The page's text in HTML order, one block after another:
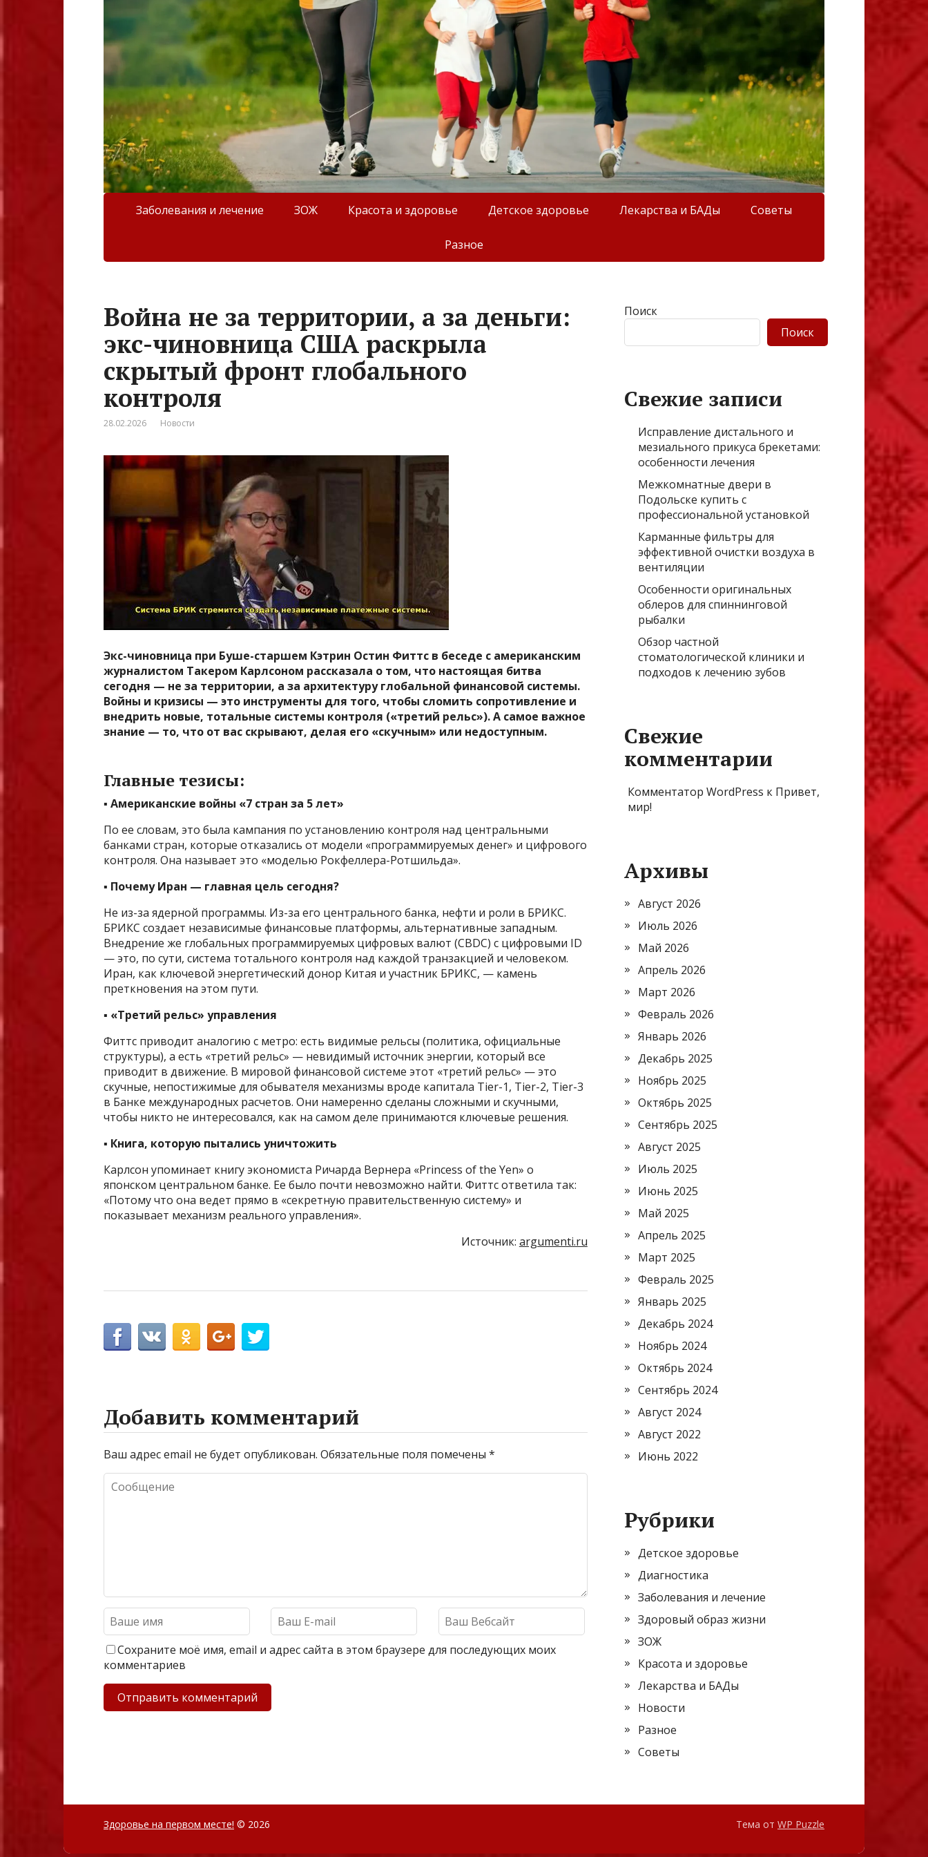
Заболевания и лечение ЗОЖ Красота и здоровье Детское здоровье Лекарства и БАДы Советы
Разное
Война не за территории, а за деньги:
экс-чиновница США раскрыла
скрытый фронт глобального
контроля
28.02.2026 Новости
Экс-чиновница при Буше-старшем Кэтрин Остин Фиттс в беседе с американским
журналистом Такером Карлсоном рассказала о том, что настоящая битва
сегодня — не за территории, а за архитектуру глобальной финансовой системы.
Войны и кризисы — это инструменты для того, чтобы сломить сопротивление и
внедрить новые, тотальные системы контроля («третий рельс»). А самое важное
знание — то, что от вас скрывают, делая его «скучным» или недоступным.
Главные тезисы:
▪️ Американские войны «7 стран за 5 лет»
По ее словам, это была кампания по установлению контроля над центральными
банками стран, которые отказались от модели «программируемых денег» и цифрового
контроля. Она называет это «моделью Рокфеллера-Ротшильда».
▪️ Почему Иран — главная цель сегодня?
Не из-за ядерной программы. Из-за его центрального банка, нефти и роли в БРИКС.
БРИКС создает независимые финансовые платформы, альтернативные западным.
Внедрение же глобальных программируемых цифровых валют (CBDC) с цифровыми ID
— это, по сути, система тотального контроля над каждой транзакцией и человеком.
Иран, как ключевой энергетический донор Китая и участник БРИКС, — камень
преткновения на этом пути.
▪️ «Третий рельс» управления
Фиттс приводит аналогию с метро: есть видимые рельсы (политика, официальные
структуры), а есть «третий рельс» — невидимый источник энергии, который все
приводит в движение. В мировой финансовой системе этот «третий рельс» — это
скучные, непостижимые для обывателя механизмы вроде капитала Tier-1, Tier-2, Tier-3
в Банке международных расчетов. Они намеренно сделаны сложными и скучными,
чтобы никто не интересовался, как на самом деле принимаются ключевые решения.
▪️ Книга, которую пытались уничтожить
Карлсон упоминает книгу экономиста Ричарда Вернера «Princess of the Yen» о
японском центральном банке. Ее было почти невозможно найти. Фиттс ответила так:
«Потому что она ведет прямо в «секретную правительственную систему» и
показывает механизм реального управления».
Источник: argumenti.ru
Добавить комментарий
Ваш адрес email не будет опубликован. Обязательные поля помечены *
Сохраните моё имя, email и адрес сайта в этом браузере для последующих моих
комментариев
Поиск
Поиск
Свежие записи
Исправление дистального и
мезиального прикуса брекетами:
особенности лечения
Межкомнатные двери в
Подольске купить с
профессиональной установкой
Карманные фильтры для
эффективной очистки воздуха в
вентиляции
Особенности оригинальных
облеров для спиннинговой
рыбалки
Обзор частной
стоматологической клиники и
подходов к лечению зубов
Свежие
комментарии
Комментатор WordPress к Привет,
мир!
Архивы
Август 2026
Июль 2026
Май 2026
Апрель 2026
Март 2026
Февраль 2026
Январь 2026
Декабрь 2025
Ноябрь 2025
Октябрь 2025
Сентябрь 2025
Август 2025
Июль 2025
Июнь 2025
Май 2025
Апрель 2025
Март 2025
Февраль 2025
Январь 2025
Декабрь 2024
Ноябрь 2024
Октябрь 2024
Сентябрь 2024
Август 2024
Август 2022
Июнь 2022
Рубрики
Детское здоровье
Диагностика
Заболевания и лечение
Здоровый образ жизни
ЗОЖ
Красота и здоровье
Лекарства и БАДы
Новости
Разное
Советы
Здоровье на первом месте! © 2026 Тема от WP Puzzle